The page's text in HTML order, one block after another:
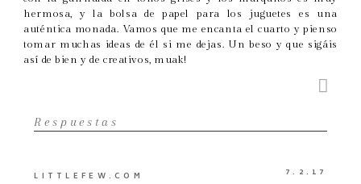
hermosa, y la bolsa de papel para los juguetes es una
auténtica monada. Vamos que me encanta el cuarto y pienso
tomar muchas ideas de él si me dejas. Un beso y que sigáis
así de bien y de creativos, muak!
Respuestas
LITTLEFEW.COM
7.2.17